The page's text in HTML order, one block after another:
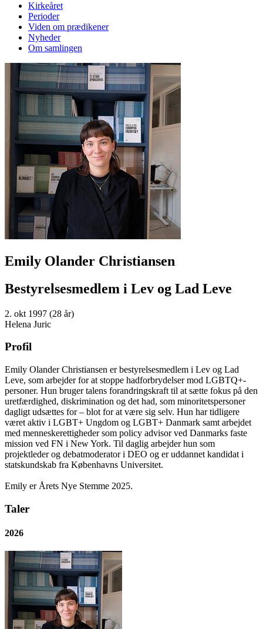
Kirkeåret
Perioder
Viden om prædikener
Nyheder
Om samlingen
Emily Olander Christiansen
Bestyrelsesmedlem i Lev og Lad Leve
2. okt 1997 (28 år)
Helena Juric
Profil
Emily Olander Christiansen er bestyrelsesmedlem i Lev og Lad
Leve, som arbejder for at stoppe hadforbrydelser mod LGBTQ+-
personer. Hun bruger talens forandringskraft til at sætte fokus på den
uretfærdighed, diskrimination og det had, som minoritetspersoner
dagligt udsættes for – blot for at være sig selv. Hun har tidligere
været aktiv i LGBT+ Ungdom og LGBT+ Danmark samt arbejdet
med menneskerettigheder som policy advisor ved Danmarks faste
mission ved FN i New York. Til daglig arbejder hun som
projektleder og debatmoderator i DEO og er uddannet kandidat i
statskundskab fra Københavns Universitet.
Emily er Årets Nye Stemme 2025.
Taler
2026